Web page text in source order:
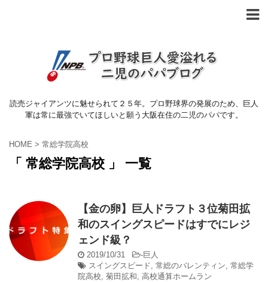
読売ジャイアンツに魅せられて２５年。プロ野球界の発展のため、巨人
軍は常に最強でいてほしいと願う大阪在住の二児のパパです。
HOME > 常総学院高校
「 常総学院高校 」 一覧
【金の卵】巨人ドラフト３位菊田拡
和のスイングスピードはすでにレジ
ェンド級？
2019/10/31 -巨人
スイングスピード, 常総のバレンティン, 常総学
院高校, 菊田拡和, 高校通算ホームラン